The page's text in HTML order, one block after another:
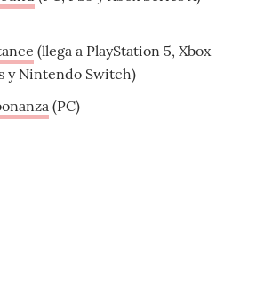
(llega a PlayStation 5, Xbox
y Nintendo Switch)
(PC)